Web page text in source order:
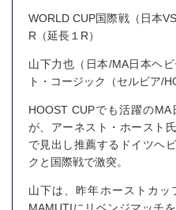
WORLD CUP国際戦（日本
R（延長１R）
山下力也（日本/MA日本ヘ
ト・コージック（セルビア/
HOOST CUPでも活躍の
が、アーネスト・ホースト
で見出し推薦するドイツヘ
クと国際戦で激突。
山下は、昨年ホーストカッ